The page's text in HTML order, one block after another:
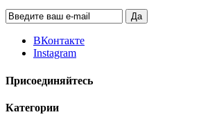
Да
ВКонтакте
Instagram
Присоединяйтесь
Категории